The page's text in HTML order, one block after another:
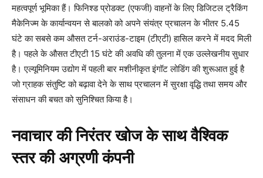
महत्वपूर्ण भूमिका हैं। फिनिश्ड प्रोडक्ट (एफजी) वाहनों के लिए डिजिटल ट्रैकिंग
मैकेनिज्म के कार्यान्वयन से बालको को अपने संयंत्र प्रचालन के भीतर 5.45
घंटे का सबसे कम औसत टर्न-अराउंड-टाइम (टीएटी) हासिल करने में मदद मिली
है। पहले के औसत टीएटी 15 घंटे की अवधि की तुलना में एक उल्लेखनीय सुधार
है। एल्यूमिनियम उद्योग में पहली बार मशीनीकृत इंगॉट लोडिंग की शुरूआत हुई है
जो ग्राहक संतुष्टि को बढ़ावा देने के साथ प्रचालन में सुरक्षा वृद्धि तथा समय और
संसाधन की बचत को सुनिश्चित किया है।
नवाचार की निरंतर खोज के साथ वैश्विक
स्तर की अग्रणी कंपनी